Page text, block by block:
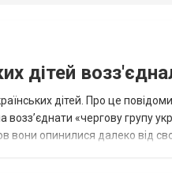
дітей
дітей. Про це
«чергову групу
вони опинилися далеко від